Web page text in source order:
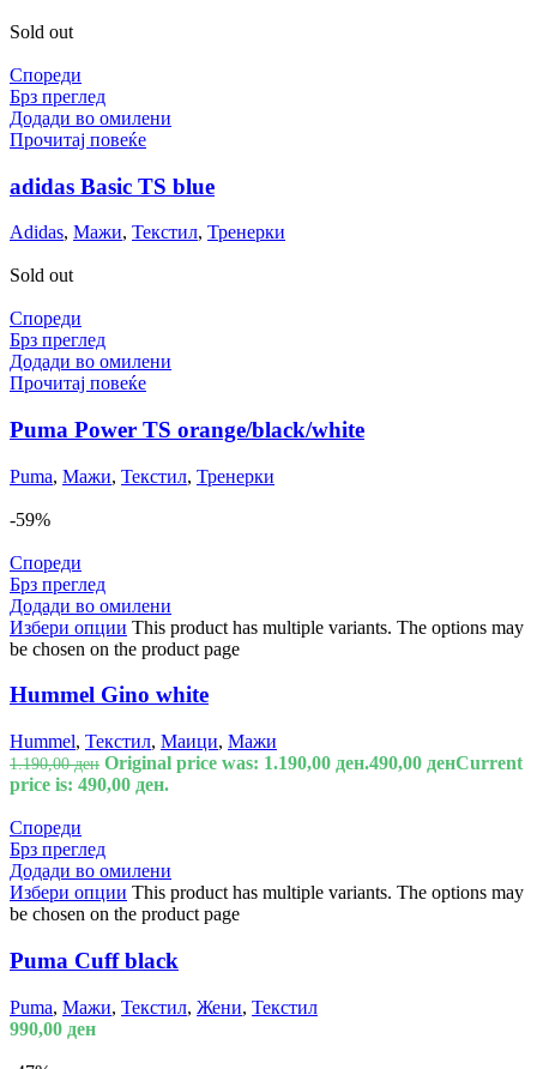
Sold out
Спореди
Брз преглед
Додади во омилени
Прочитај повеќе
adidas Basic TS blue
Adidas, Мажи, Текстил, Тренерки
Sold out
Спореди
Брз преглед
Додади во омилени
Прочитај повеќе
Puma Power TS orange/black/white
Puma, Мажи, Текстил, Тренерки
-59%
Спореди
Брз преглед
Додади во омилени
Избери опции This product has multiple variants. The options may
be chosen on the product page
Hummel Gino white
Hummel, Текстил, Маици, Мажи
1.190,00ден Original price was: 1.190,00 ден.490,00 денCurrent
price is: 490,00 ден.
Спореди
Брз преглед
Додади во омилени
Избери опции This product has multiple variants. The options may
be chosen on the product page
Puma Cuff black
Puma, Мажи, Текстил, Жени, Текстил
990,00 ден